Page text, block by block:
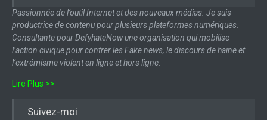
Passionnée de l’outil Internet et des nouveaux médias. Je suis
productrice de contenu pour plusieurs plateformes numériques.
Consultante pour DefyhateNow une organisation qui mobilise
l’action civique pour contrer les Fake news, le discours de haine et
l’extrémisme violent en ligne et hors ligne.
Lire Plus >>
Suivez-moi